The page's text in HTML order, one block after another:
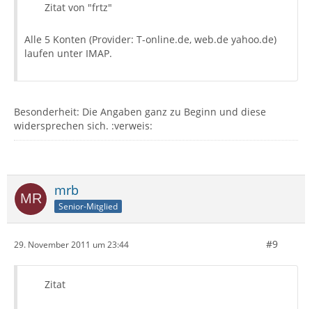
Zitat von "frtz"
Alle 5 Konten (Provider: T-online.de, web.de yahoo.de)
laufen unter IMAP.
Besonderheit: Die Angaben ganz zu Beginn und diese
widersprechen sich. :verweis:
mrb
Senior-Mitglied
29. November 2011 um 23:44 #9
Zitat